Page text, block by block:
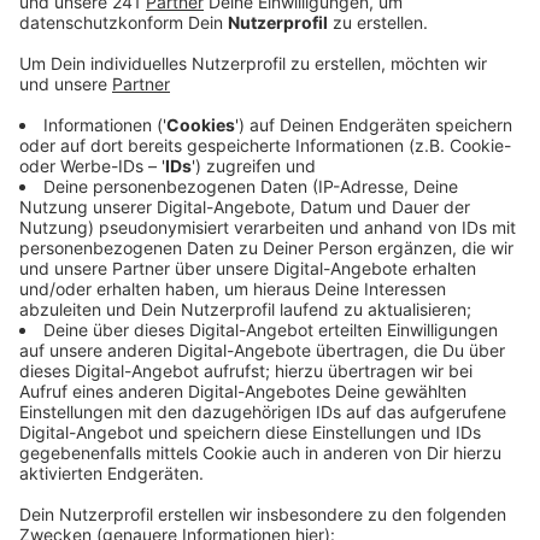
Anzeige
Jeder Verein muss einzeln einen Antrag bei der Stadt
stellen, die Sporthallen nutzen zu dürfen. Dabei
müssen die Vereine versichern, dass die landesweiten
Hygienemaßnahmen bei den Sportkursen und Trainings
einhalten werden. Anders als eigentlich erlaubt,
bleiben auch Duschräume und Umkleiden dicht. Die
Verantwortlichen haben sich die Räumlichkeiten in
unserer Stadt angeschau und sie bei vielen Hallen als
zu eng und schlecht belüftet bewertet.Der Sportbund
Leverkusen warnt die Sportvereine davor, den
Sportbetrieb zu schnell wieder aufzunehmen. Die
Umsetzung des Hygienekonzepts sei mit immensen
personellen und finanziellen Herausforderungen
verbunden.